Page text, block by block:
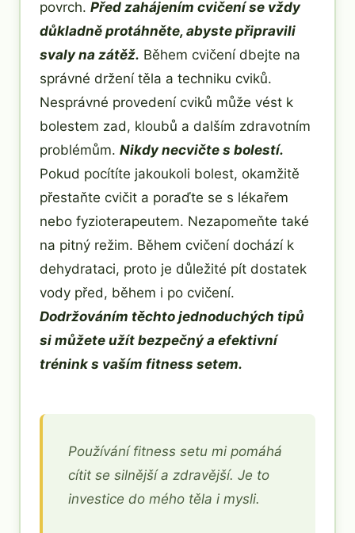
povrch. Před zahájením cvičení se vždy
důkladně protáhněte, abyste připravili
svaly na zátěž. Během cvičení dbejte na
správné držení těla a techniku cviků.
Nesprávné provedení cviků může vést k
bolestem zad, kloubů a dalším zdravotním
problémům. Nikdy necvičte s bolestí.
Pokud pocítíte jakoukoli bolest, okamžitě
přestaňte cvičit a poraďte se s lékařem
nebo fyzioterapeutem. Nezapomeňte také
na pitný režim. Během cvičení dochází k
dehydrataci, proto je důležité pít dostatek
vody před, během i po cvičení.
Dodržováním těchto jednoduchých tipů
si můžete užít bezpečný a efektivní
trénink s vaším fitness setem.
Používání fitness setu mi pomáhá
cítit se silnější a zdravější. Je to
investice do mého těla i mysli.